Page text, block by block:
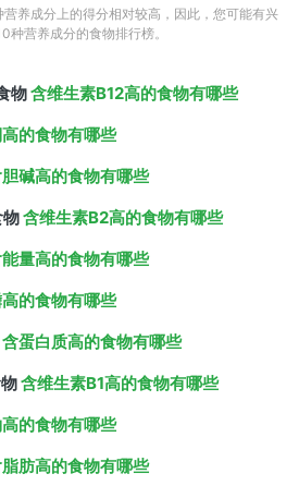
养成分上的得分相对较高，因此，您可能有兴
种营养成分的食物排行榜。
物含维生素B12高的食物有哪些
的食物有哪些
碱高的食物有哪些
物含维生素B2高的食物有哪些
量高的食物有哪些
的食物有哪些
含蛋白质高的食物有哪些
物含维生素B1高的食物有哪些
的食物有哪些
肪高的食物有哪些